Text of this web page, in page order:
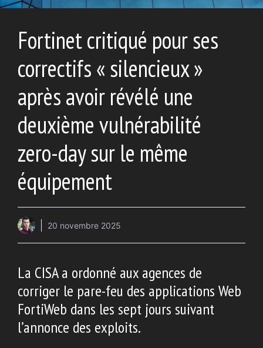
Fortinet critiqué pour ses
correctifs « silencieux »
après avoir révélé une
deuxième vulnérabilité
zero-day sur le même
équipement
20 novembre 2025
La CISA a ordonné aux agences de
corriger le pare-feu des applications Web
FortiWeb dans les sept jours suivant
l’annonce des exploits.